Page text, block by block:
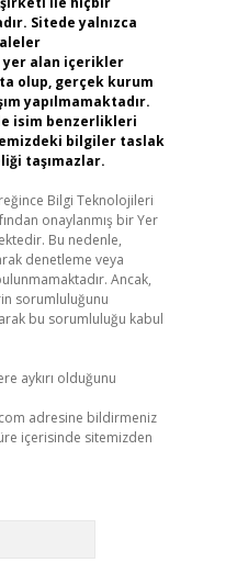
Sitede yalnızca
yer alan içerikler
olup, gerçek kurum
yapılmamaktadır.
isim benzerlikleri
bilgiler taslak
taşımazlar.
Bilgi Teknolojileri
onaylanmış bir Yer
Bu nedenle,
denetleme veya
Ancak,
sorumluluğunu
bu sorumluluğu kabul
aykırı olduğunu
adresine bildirmeniz
içerisinde sitemizden